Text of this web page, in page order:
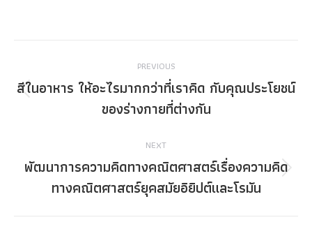
navigation
PREVIOUS
Previous
post:
สีในอาหาร ให้อะไรมากกว่าที่เราคิด กับคุณประโยชน์
ของร่างกายที่ต่างกัน
NEXT
Next
post:
พัฒนาการความคิดทางคณิตศาสตร์‎เรื่อง‎ความคิด
ทางคณิตศาสตร์ยุคสมัยอิยิปต์และโรมัน